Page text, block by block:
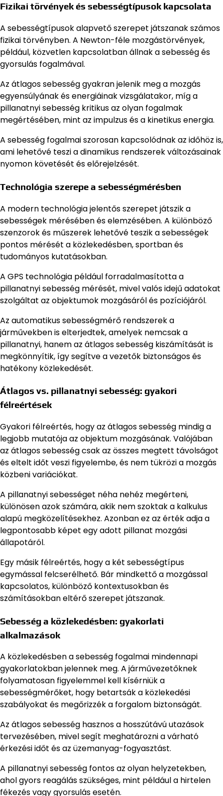
Fizikai törvények és sebességtípusok kapcsolata
A sebességtípusok alapvető szerepet játszanak számos
fizikai törvényben. A Newton-féle mozgástörvények,
például, közvetlen kapcsolatban állnak a sebesség és
gyorsulás fogalmával.
Az átlagos sebesség gyakran jelenik meg a mozgás
egyensúlyának és energiáinak vizsgálatakor, míg a
pillanatnyi sebesség kritikus az olyan fogalmak
megértésében, mint az impulzus és a kinetikus energia.
A sebesség fogalmai szorosan kapcsolódnak az időhöz is,
ami lehetővé teszi a dinamikus rendszerek változásainak
nyomon követését és előrejelzését.
Technológia szerepe a sebességmérésben
A modern technológia jelentős szerepet játszik a
sebességek mérésében és elemzésében. A különböző
szenzorok és műszerek lehetővé teszik a sebességek
pontos mérését a közlekedésben, sportban és
tudományos kutatásokban.
A GPS technológia például forradalmasította a
pillanatnyi sebesség mérését, mivel valós idejű adatokat
szolgáltat az objektumok mozgásáról és pozíciójáról.
Az automatikus sebességmérő rendszerek a
járművekben is elterjedtek, amelyek nemcsak a
pillanatnyi, hanem az átlagos sebesség kiszámítását is
megkönnyítik, így segítve a vezetők biztonságos és
hatékony közlekedését.
Átlagos vs. pillanatnyi sebesség: gyakori
félreértések
Gyakori félreértés, hogy az átlagos sebesség mindig a
legjobb mutatója az objektum mozgásának. Valójában
az átlagos sebesség csak az összes megtett távolságot
és eltelt időt veszi figyelembe, és nem tükrözi a mozgás
közbeni variációkat.
A pillanatnyi sebességet néha nehéz megérteni,
különösen azok számára, akik nem szoktak a kalkulus
alapú megközelítésekhez. Azonban ez az érték adja a
legpontosabb képet egy adott pillanat mozgási
állapotáról.
Egy másik félreértés, hogy a két sebességtípus
egymással felcserélhető. Bár mindkettő a mozgással
kapcsolatos, különböző kontextusokban és
számításokban eltérő szerepet játszanak.
Sebesség a közlekedésben: gyakorlati
alkalmazások
A közlekedésben a sebesség fogalmai mindennapi
gyakorlatokban jelennek meg. A járművezetőknek
folyamatosan figyelemmel kell kísérniük a
sebességmérőket, hogy betartsák a közlekedési
szabályokat és megőrizzék a forgalom biztonságát.
Az átlagos sebesség hasznos a hosszútávú utazások
tervezésében, mivel segít meghatározni a várható
érkezési időt és az üzemanyag-fogyasztást.
A pillanatnyi sebesség fontos az olyan helyzetekben,
ahol gyors reagálás szükséges, mint például a hirtelen
fékezés vagy gyorsulás esetén.